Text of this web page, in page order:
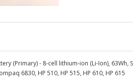
(Primary) - 8-cell lithium-ion (Li-Ion), 63Wh,
6830, HP 510, HP 515, HP 610, HP 615